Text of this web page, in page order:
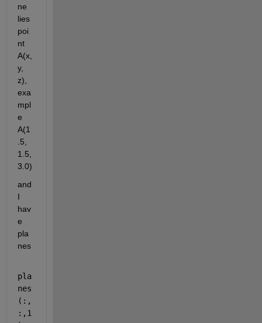
ne
lies
poi
nt
A(x,
y,
z),
exa
mpl
e
A(1
.5,
1.5,
3.0)
and
I
hav
e
pla
nes
pla
nes
(:,
:,1